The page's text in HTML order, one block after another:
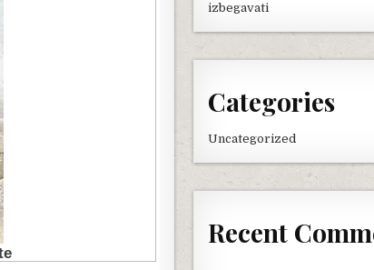
izbegavati
Categories
Uncategorized
Recent